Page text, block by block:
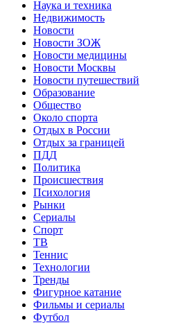
Наука и техника
Недвижимость
Новости
Новости ЗОЖ
Новости медицины
Новости Москвы
Новости путешествий
Образование
Общество
Около спорта
Отдых в России
Отдых за границей
ПДД
Политика
Происшествия
Психология
Рынки
Сериалы
Спорт
ТВ
Теннис
Технологии
Тренды
Фигурное катание
Фильмы и сериалы
Футбол